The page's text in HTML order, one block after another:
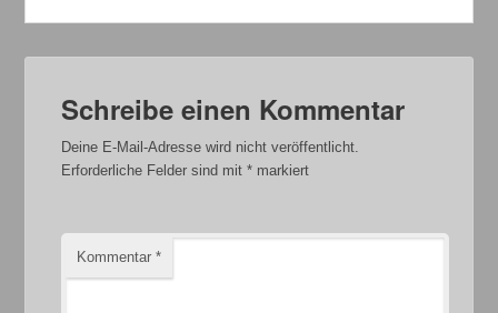
Schreibe einen Kommentar
Deine E-Mail-Adresse wird nicht veröffentlicht.
Erforderliche Felder sind mit* markiert
Kommentar*